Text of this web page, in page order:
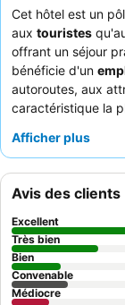
Cet hôtel est un
aux touristes
offrant un séjour
bénéficie d'un
autoroutes, aux
caractéristique la
ayant des
et professionnels,
reçoivent des
confortable,
moderne et propre
Afficher plus
Avis des clients
Excellent
Très bien
Bien
Convenable
Médiocre